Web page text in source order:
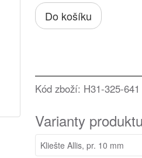
Do košíku
Kód zboží: H31-325-641
Varianty produktu
Kliešte Allis, pr. 10 mm